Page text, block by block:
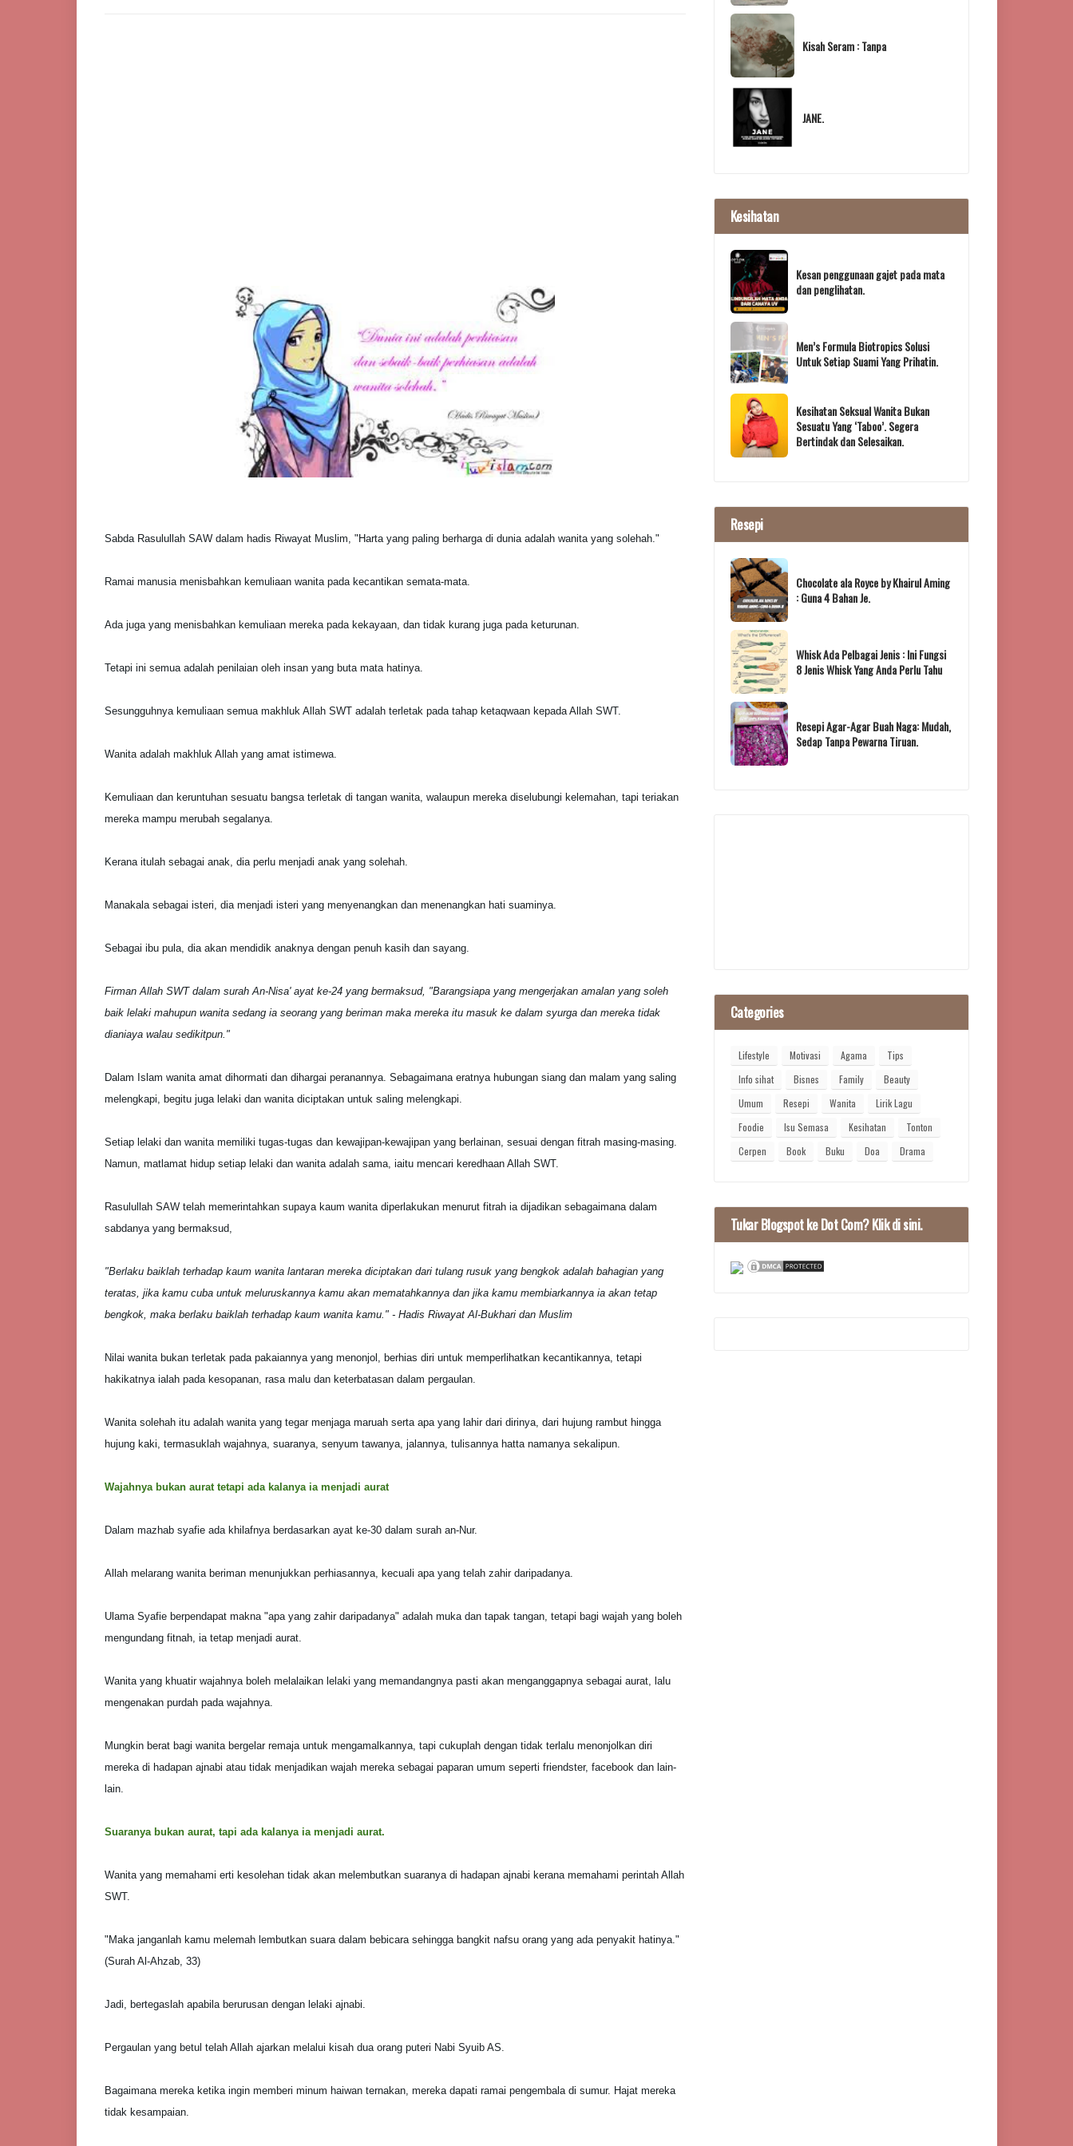
Sabda Rasulullah SAW dalam hadis Riwayat Muslim, "Harta yang paling berharga di dunia adalah wanita yang solehah."
Ramai manusia menisbahkan kemuliaan wanita pada kecantikan semata-mata.
Ada juga yang menisbahkan kemuliaan mereka pada kekayaan, dan tidak kurang juga pada keturunan.
Tetapi ini semua adalah penilaian oleh insan yang buta mata hatinya.
Sesungguhnya kemuliaan semua makhluk Allah SWT adalah terletak pada tahap ketaqwaan kepada Allah SWT.
Wanita adalah makhluk Allah yang amat istimewa.
Kemuliaan dan keruntuhan sesuatu bangsa terletak di tangan wanita, walaupun mereka diselubungi kelemahan, tapi teriakan
mereka mampu merubah segalanya.
Kerana itulah sebagai anak, dia perlu menjadi anak yang solehah.
Manakala sebagai isteri, dia menjadi isteri yang menyenangkan dan menenangkan hati suaminya.
Sebagai ibu pula, dia akan mendidik anaknya dengan penuh kasih dan sayang.
Firman Allah SWT dalam surah An-Nisa' ayat ke-24 yang bermaksud, "Barangsiapa yang mengerjakan amalan yang soleh
baik lelaki mahupun wanita sedang ia seorang yang beriman maka mereka itu masuk ke dalam syurga dan mereka tidak
dianiaya walau sedikitpun."
Dalam Islam wanita amat dihormati dan dihargai peranannya. Sebagaimana eratnya hubungan siang dan malam yang saling
melengkapi, begitu juga lelaki dan wanita diciptakan untuk saling melengkapi.
Setiap lelaki dan wanita memiliki tugas-tugas dan kewajipan-kewajipan yang berlainan, sesuai dengan fitrah masing-masing.
Namun, matlamat hidup setiap lelaki dan wanita adalah sama, iaitu mencari keredhaan Allah SWT.
Rasulullah SAW telah memerintahkan supaya kaum wanita diperlakukan menurut fitrah ia dijadikan sebagaimana dalam
sabdanya yang bermaksud,
"Berlaku baiklah terhadap kaum wanita lantaran mereka diciptakan dari tulang rusuk yang bengkok adalah bahagian yang
teratas, jika kamu cuba untuk meluruskannya kamu akan mematahkannya dan jika kamu membiarkannya ia akan tetap
bengkok, maka berlaku baiklah terhadap kaum wanita kamu." - Hadis Riwayat Al-Bukhari dan Muslim
Nilai wanita bukan terletak pada pakaiannya yang menonjol, berhias diri untuk memperlihatkan kecantikannya, tetapi
hakikatnya ialah pada kesopanan, rasa malu dan keterbatasan dalam pergaulan.
Wanita solehah itu adalah wanita yang tegar menjaga maruah serta apa yang lahir dari dirinya, dari hujung rambut hingga
hujung kaki, termasuklah wajahnya, suaranya, senyum tawanya, jalannya, tulisannya hatta namanya sekalipun.
Wajahnya bukan aurat tetapi ada kalanya ia menjadi aurat
Dalam mazhab syafie ada khilafnya berdasarkan ayat ke-30 dalam surah an-Nur.
Allah melarang wanita beriman menunjukkan perhiasannya, kecuali apa yang telah zahir daripadanya.
Ulama Syafie berpendapat makna "apa yang zahir daripadanya" adalah muka dan tapak tangan, tetapi bagi wajah yang boleh
mengundang fitnah, ia tetap menjadi aurat.
Wanita yang khuatir wajahnya boleh melalaikan lelaki yang memandangnya pasti akan menganggapnya sebagai aurat, lalu
mengenakan purdah pada wajahnya.
Mungkin berat bagi wanita bergelar remaja untuk mengamalkannya, tapi cukuplah dengan tidak terlalu menonjolkan diri
mereka di hadapan ajnabi atau tidak menjadikan wajah mereka sebagai paparan umum seperti friendster, facebook dan lain-
lain.
Suaranya bukan aurat, tapi ada kalanya ia menjadi aurat.
Wanita yang memahami erti kesolehan tidak akan melembutkan suaranya di hadapan ajnabi kerana memahami perintah Allah
SWT.
"Maka janganlah kamu melemah lembutkan suara dalam bebicara sehingga bangkit nafsu orang yang ada penyakit hatinya."
(Surah Al-Ahzab, 33)
Jadi, bertegaslah apabila berurusan dengan lelaki ajnabi.
Pergaulan yang betul telah Allah ajarkan melalui kisah dua orang puteri Nabi Syuib AS.
Bagaimana mereka ketika ingin memberi minum haiwan ternakan, mereka dapati ramai pengembala di sumur. Hajat mereka
tidak kesampaian.
Kisah Seram : Tanpa
JANE.
Kesihatan
Kesan penggunaan gajet pada mata
dan penglihatan.
Men’s Formula Biotropics Solusi
Untuk Setiap Suami Yang Prihatin.
Kesihatan Seksual Wanita Bukan
Sesuatu Yang ‘Taboo’. Segera
Bertindak dan Selesaikan.
Resepi
Chocolate ala Royce by Khairul Aming
: Guna 4 Bahan Je.
Whisk Ada Pelbagai Jenis : Ini Fungsi
8 Jenis Whisk Yang Anda Perlu Tahu
Resepi Agar-Agar Buah Naga: Mudah,
Sedap Tanpa Pewarna Tiruan.
Categories
Lifestyle Motivasi Agama
Tips
Info sihat
Bisnes Family
Beauty
Umum
Resepi Wanita
Lirik Lagu
Foodie
Isu Semasa Kesihatan
Tonton
Cerpen
Book Buku Doa Drama
Tukar Blogspot ke Dot Com? Klik di sini.